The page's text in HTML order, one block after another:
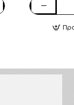
Scarpy
Πέδιλα